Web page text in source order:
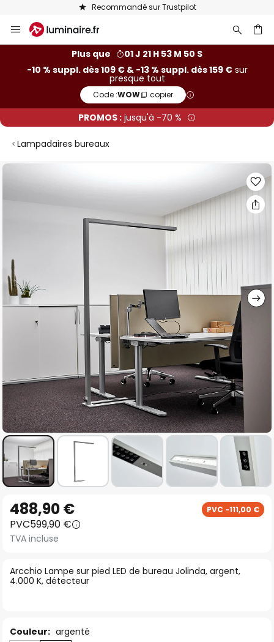
Recommandé sur Trustpilot
Allez
au
Plus que
01 J 21 H 53 M 50 S
-10 % suppl. dès 109 € & -13 % suppl. dès 159 €sur
presque tout
Code :WOW copier
PROMOS : jusqu'à -70 %
Lampadaires bureaux
Skip
images
gallery
to
the
beginning
the
images
Arcchio Lampe sur pied LED de bureau Jolinda, argent,
4.000 K, détecteur
488,90 € PVC -111,00 €
PVC599,90 €
TVA incluse
Couleur: argenté